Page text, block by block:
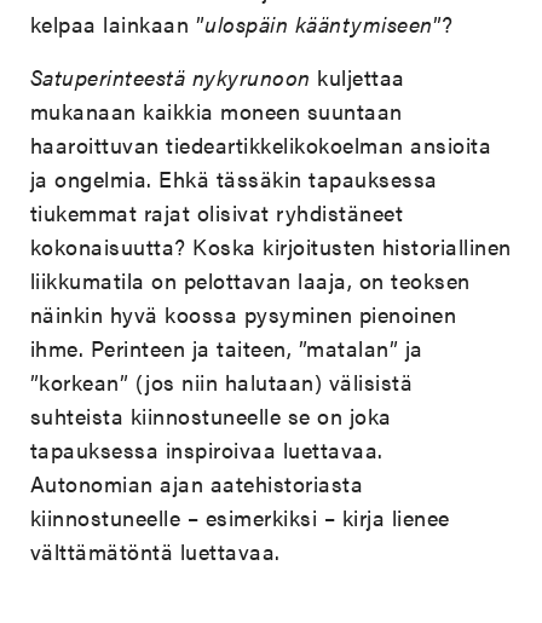
kelpaa lainkaan ”ulospäin kääntymiseen”?
Satuperinteestä nykyrunoon kuljettaa
mukanaan kaikkia moneen suuntaan
haaroittuvan tiedeartikkelikokoelman ansioita
ja ongelmia. Ehkä tässäkin tapauksessa
tiukemmat rajat olisivat ryhdistäneet
kokonaisuutta? Koska kirjoitusten historiallinen
liikkumatila on pelottavan laaja, on teoksen
näinkin hyvä koossa pysyminen pienoinen
ihme. Perinteen ja taiteen, ”matalan” ja
”korkean” (jos niin halutaan) välisistä
suhteista kiinnostuneelle se on joka
tapauksessa inspiroivaa luettavaa.
Autonomian ajan aatehistoriasta
kiinnostuneelle – esimerkiksi – kirja lienee
välttämätöntä luettavaa.